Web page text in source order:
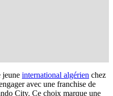
jeune international algérien chez
avec une franchise de
City. Ce choix marque une